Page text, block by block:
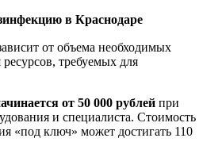
в Краснодаре
от объема необходимых
требуемых для
от 50 000 рублей при
и специалиста. Стоимость
«под ключ» может достигать 110